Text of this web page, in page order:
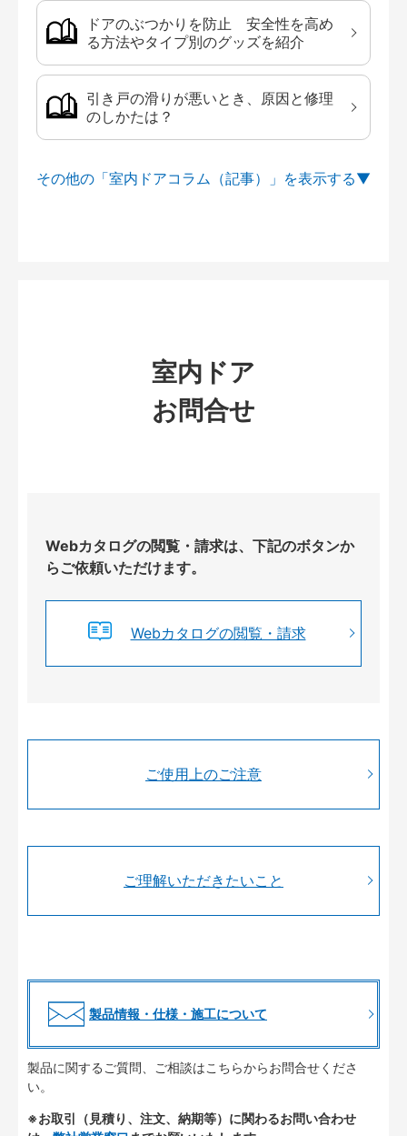
ドアのぶつかりを防止 安全性を高め
る方法やタイプ別のグッズを紹介
引き戸の滑りが悪いとき、原因と修理
のしかたは？
その他の「室内ドアコラム（記事）」を
室内ドア
お問合せ
Webカタログの閲覧・請求は、下記のボタンか
らご依頼いただけます。
Webカタログの閲覧・請求
ご使用上のご注意
ご理解いただきたいこと
製品情報・仕様・施工について
製品に関するご質問、ご相談はこちらからお問合せくださ
い。
※お取引（見積り、注文、納期等）に関わるお問い合わせ